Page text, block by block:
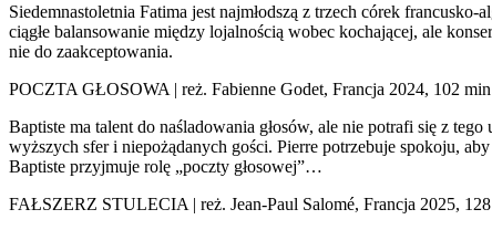
Siedemnastoletnia Fatima jest najmłodszą z trzech córek
ciągłe balansowanie między lojalnością wobec kochającej, ale
nie do zaakceptowania.
POCZTA GŁOSOWA | reż. Fabienne Godet, Francja 2024, 102 min
Baptiste ma talent do naśladowania głosów, ale nie potrafi się z
wyższych sfer i niepożądanych gości. Pierre potrzebuje spokoju,
Baptiste przyjmuje rolę „poczty głosowej”…
FAŁSZERZ STULECIA | reż. Jean-Paul Salomé, Francja 2025,